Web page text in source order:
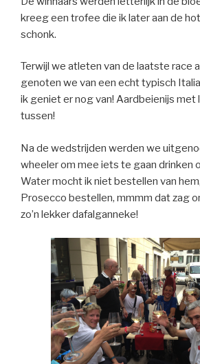
kreeg een trofee die ik later aan de
schonk.
Terwijl we atleten van de laatste race
genoten we van een echt typisch
ik geniet er nog van! Aardbeienijs met
tussen!
Na de wedstrijden werden we
wheeler om mee iets te gaan drinken
Water mocht ik niet bestellen van
Prosecco bestellen, mmmm dat zag
zo’n lekker dafalganneke!